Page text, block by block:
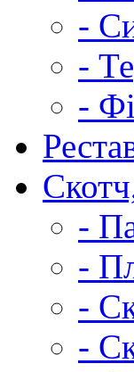
-
-
-
-
-
-
-